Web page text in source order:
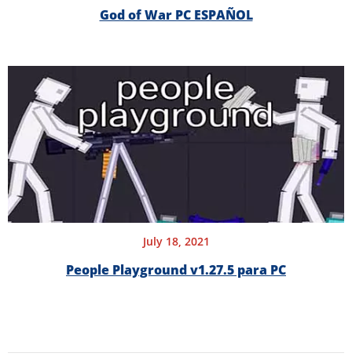
God of War PC ESPAÑOL
July 18, 2021
People Playground v1.27.5 para PC